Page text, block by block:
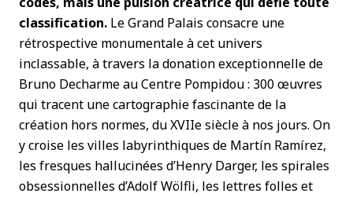
classification. Le Grand Palais consacre une
rétrospective monumentale à cet univers
inclassable, à travers la donation exceptionnelle de
Bruno Decharme au Centre Pompidou : 300 œuvres
qui tracent une cartographie fascinante de la
création hors normes, du XVIIe siècle à nos jours. On
y croise les villes labyrinthiques de Martín Ramírez,
les fresques hallucinées d’Henry Darger, les spirales
obsessionnelles d’Adolf Wölfli, les lettres folles et